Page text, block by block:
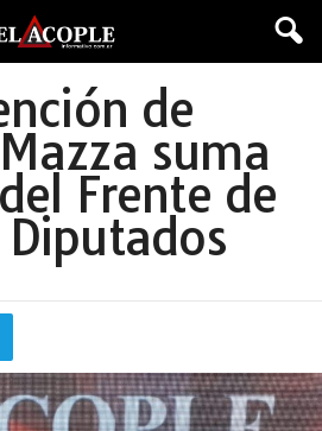
de
suma
Frente de